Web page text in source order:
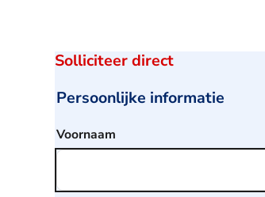
Solliciteer direct
Persoonlijke informatie
Voornaam